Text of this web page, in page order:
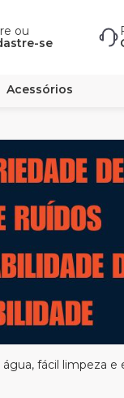
ou
se
Acessórios
fácil limpeza e